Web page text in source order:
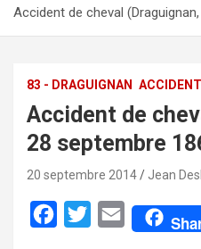
Accident de cheval
83 - DRAGUIGNAN
Accident de
28 septembre
20 septembre 2014 Jean
E